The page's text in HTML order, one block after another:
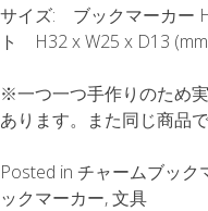
サイズ: ブックマーカ
ト H32 x W25 x D13
※一つ一つ手作りのため
あります。また同じ商品
Posted in チャームブック
ックマーカー,文具